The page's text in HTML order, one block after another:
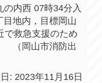
内西 07時34分入
地内，目標岡山
で救急支援のため
（岡山市消防出
: 2023年11月16日